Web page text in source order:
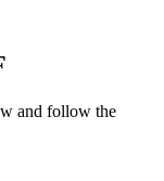
and follow the